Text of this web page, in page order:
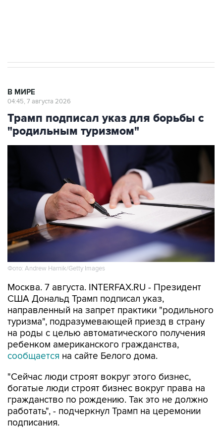
В МИРЕ
04:45, 7 августа 2026
Трамп подписал указ для борьбы с
"родильным туризмом"
Фото: Andrew Harnik/Getty Images
Москва. 7 августа. INTERFAX.RU - Президент
США Дональд Трамп подписал указ,
направленный на запрет практики "родильного
туризма", подразумевающей приезд в страну
на роды с целью автоматического получения
ребенком американского гражданства,
сообщается на сайте Белого дома.
"Сейчас люди строят вокруг этого бизнес,
богатые люди строят бизнес вокруг права на
гражданство по рождению. Так это не должно
работать", - подчеркнул Трамп на церемонии
подписания.